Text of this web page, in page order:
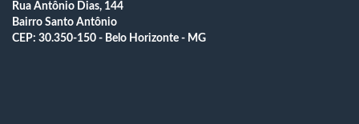
Rua Antônio Dias, 144
Bairro Santo Antônio
CEP: 30.350-150 - Belo Horizonte - MG